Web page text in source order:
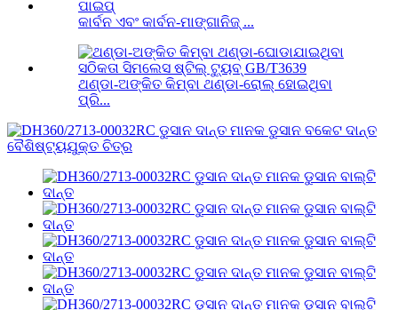
କାର୍ବନ ଏବଂ କାର୍ବନ-ମାଙ୍ଗାନିଜ୍ ...
ଥଣ୍ଡା-ଅଙ୍କିତ କିମ୍ବା ଥଣ୍ଡା-ରୋଲ୍ ହୋଇଥିବା
ପ୍ରି...